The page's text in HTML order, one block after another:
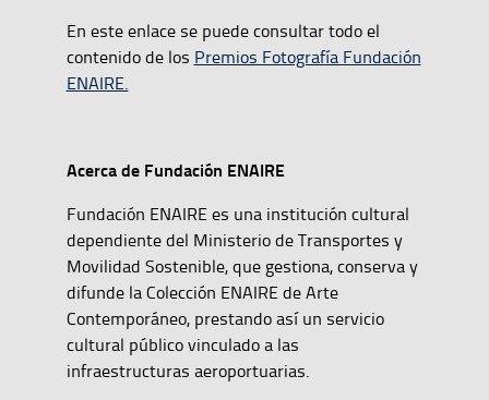
En este enlace se puede consultar todo el
contenido de los Premios Fotografía Fundación
ENAIRE.
Acerca de Fundación ENAIRE
Fundación ENAIRE es una institución cultural
dependiente del Ministerio de Transportes y
Movilidad Sostenible, que gestiona, conserva y
difunde la Colección ENAIRE de Arte
Contemporáneo, prestando así un servicio
cultural público vinculado a las
infraestructuras aeroportuarias.